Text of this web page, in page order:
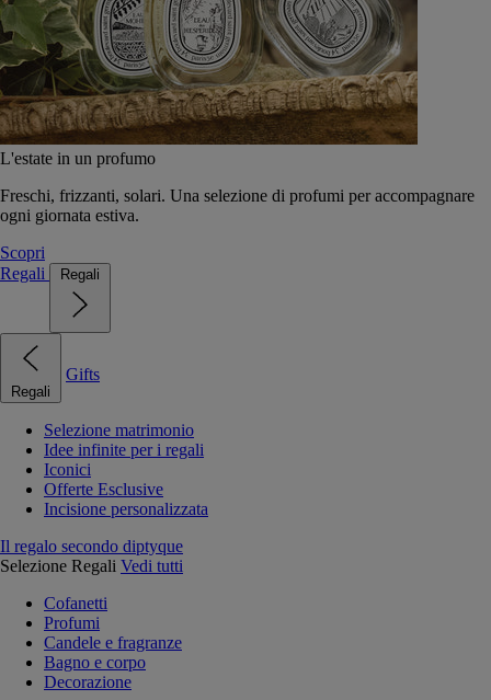
L'estate in un profumo
Freschi, frizzanti, solari. Una selezione di profumi per accompagnare
ogni giornata estiva.
Scopri
Regali
Regali
Regali
Gifts
Selezione matrimonio
Idee infinite per i regali
Iconici
Offerte Esclusive
Incisione personalizzata
Il regalo secondo diptyque
Selezione Regali Vedi tutti
Cofanetti
Profumi
Candele e fragranze
Bagno e corpo
Decorazione